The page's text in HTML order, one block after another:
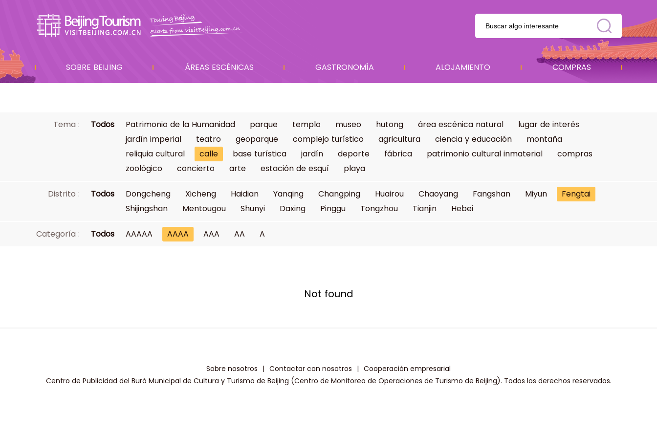
SOBRE BEIJING ÁREAS ESCÉNICAS GASTRONOMÍA ALOJAMIENTO COMPRAS
Tema : Todos Patrimonio de la Humanidad parque templo museo hutong área escénica natural
lugar de interés
jardín imperial
teatro geoparque complejo turístico agricultura ciencia y educación
montaña
reliquia cultural
calle base turística jardín deporte fábrica patrimonio cultural inmaterial
compras
zoológico
concierto arte estación de esquí playa
Distrito : Todos Dongcheng Xicheng Haidian Yanqing Changping Huairou Chaoyang Fangshan Miyun
Fengtai
Shijingshan
Mentougou Shunyi Daxing Pinggu Tongzhou Tianjin Hebei
Categoría : Todos AAAAA AAAA AAA AA A
Not found
Sobre nosotros | Contactar con nosotros | Cooperación empresarial
Centro de Publicidad del Buró Municipal de Cultura y Turismo de Beijing (Centro de Monitoreo de Operaciones de Turismo de Beijing). Todos los derechos reservados.